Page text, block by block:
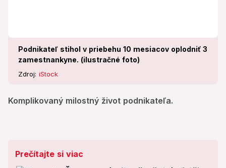
Podnikateľ stihol v priebehu 10 mesiacov oplodniť 3
zamestnankyne. (ilustračné foto)
Zdroj: iStock
Komplikovaný milostný život podnikateľa.
Prečítajte si viac